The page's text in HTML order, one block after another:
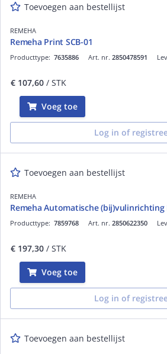
Toevoegen aan bestellijst
REMEHA
Remeha Print SCB-01
Art. nr. 2850478591
Producttype: 7635886
€ 107,60 / STK
Voeg toe
Log in of
Toevoegen aan bestellijst
REMEHA
Remeha Automatische (bij)vulinrichting
Art. nr. 2850622350
Producttype: 7859768
€ 197,30 / STK
Voeg toe
Log in of
Toevoegen aan bestellijst